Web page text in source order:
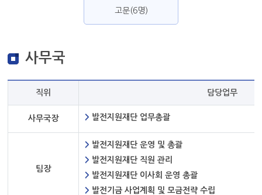
고문(6명)
사무국
직위 담당업무
사무국장 발전지원재단 업무총괄
팀장
발전지원재단 운영 및 총괄
발전지원재단 직원 관리
발전지원재단 이사회 운영 총괄
발전기금 사업계획 및 모금전략 수립